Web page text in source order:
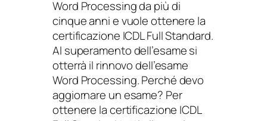
Word Processing da più di
cinque anni e vuole ottenere la
certificazione ICDL Full Standard.
Al superamento dell’esame si
otterrà il rinnovo dell’esame
Word Processing. Perché devo
aggiornare un esame? Per
ottenere la certificazione ICDL